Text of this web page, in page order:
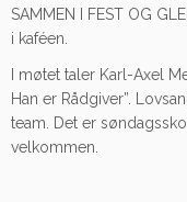
SAMMEN I FEST OG
i kaféen.
I møtet taler Karl-Axel
Han er Rådgiver”.
team. Det er
velkommen.